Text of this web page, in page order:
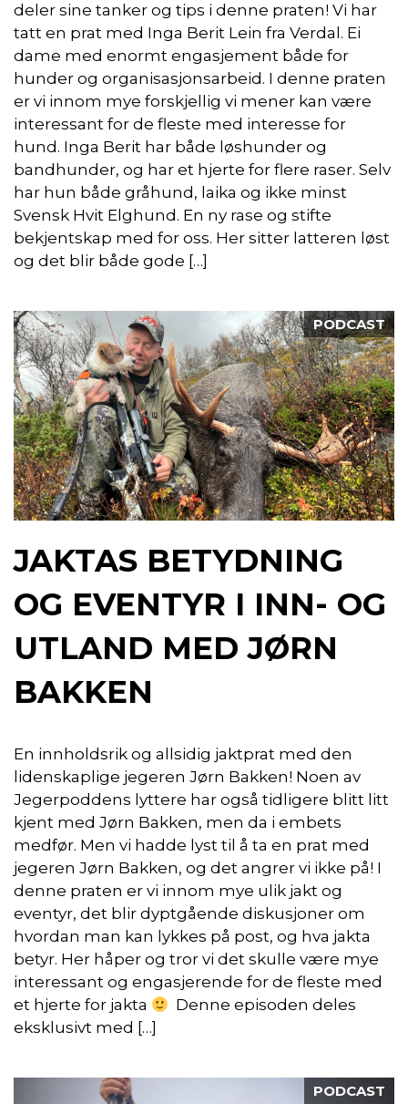
deler sine tanker og tips i denne praten! Vi har
tatt en prat med Inga Berit Lein fra Verdal. Ei
dame med enormt engasjement både for
hunder og organisasjonsarbeid. I denne praten
er vi innom mye forskjellig vi mener kan være
interessant for de fleste med interesse for
hund. Inga Berit har både løshunder og
bandhunder, og har et hjerte for flere raser. Selv
har hun både gråhund, laika og ikke minst
Svensk Hvit Elghund. En ny rase og stifte
bekjentskap med for oss. Her sitter latteren løst
og det blir både gode […]
PODCAST
JAKTAS BETYDNING
OG EVENTYR I INN- OG
UTLAND MED JØRN
BAKKEN
En innholdsrik og allsidig jaktprat med den
lidenskaplige jegeren Jørn Bakken! Noen av
Jegerpoddens lyttere har også tidligere blitt litt
kjent med Jørn Bakken, men da i embets
medfør. Men vi hadde lyst til å ta en prat med
jegeren Jørn Bakken, og det angrer vi ikke på! I
denne praten er vi innom mye ulik jakt og
eventyr, det blir dyptgående diskusjoner om
hvordan man kan lykkes på post, og hva jakta
betyr. Her håper og tror vi det skulle være mye
interessant og engasjerende for de fleste med
et hjerte for jakta
Denne episoden deles
eksklusivt med […]
PODCAST